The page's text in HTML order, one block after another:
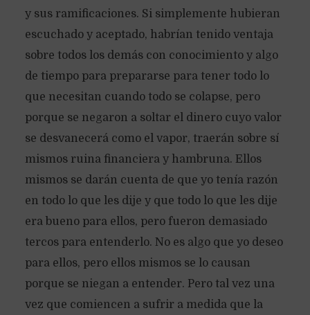
y sus ramificaciones. Si simplemente hubieran
escuchado y aceptado, habrían tenido ventaja
sobre todos los demás con conocimiento y algo
de tiempo para prepararse para tener todo lo
que necesitan cuando todo se colapse, pero
porque se negaron a soltar el dinero cuyo valor
se desvanecerá como el vapor, traerán sobre sí
mismos ruina financiera y hambruna. Ellos
mismos se darán cuenta de que yo tenía razón
en todo lo que les dije y que todo lo que les dije
era bueno para ellos, pero fueron demasiado
tercos para entenderlo. No es algo que yo deseo
para ellos, pero ellos mismos se lo causan
porque se niegan a entender. Pero tal vez una
vez que comiencen a sufrir a medida que la